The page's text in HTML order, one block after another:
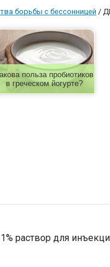
борьбы с бессонницей /
польза пробиотиков
в греческом йогурте?
раствор для